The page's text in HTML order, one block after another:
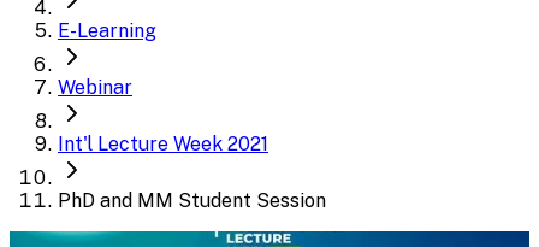
E-Learning
Webinar
Int'l Lecture Week 2021
PhD and MM Student Session